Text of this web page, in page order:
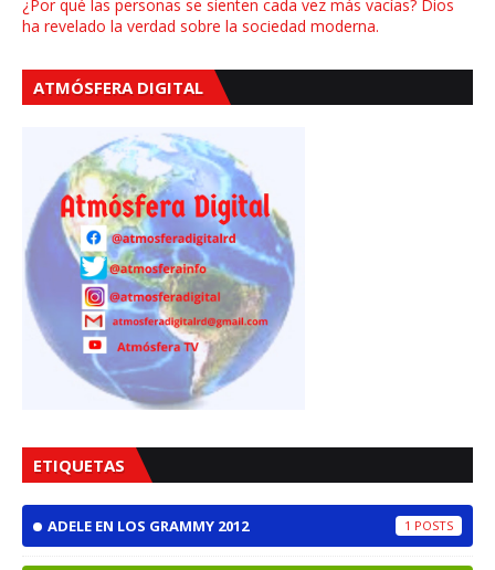
¿Por qué las personas se sienten cada vez más vacías? Dios
ha revelado la verdad sobre la sociedad moderna.
ATMÓSFERA DIGITAL
ETIQUETAS
ADELE EN LOS GRAMMY 2012 1